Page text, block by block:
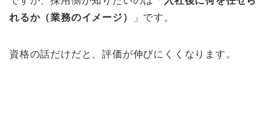
れるか（業務のイメージ）
」です。
資格の話だけだと、評価が伸びにくくなります。